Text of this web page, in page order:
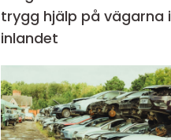
trygg hjälp på vägarna i
inlandet